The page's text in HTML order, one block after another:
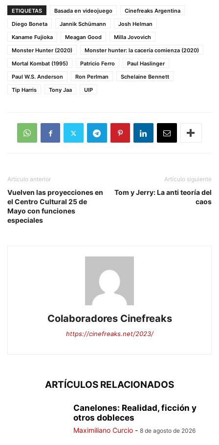
ETIQUETAS Basada en videojuego
Cinefreaks Argentina
Diego Boneta
Jannik Schümann
Josh Helman
Kaname Fujioka
Meagan Good
Milla Jovovich
Monster Hunter (2020)
Monster hunter: la cacería comienza (2020)
Mortal Kombat (1995)
Patricio Ferro
Paul Haslinger
Paul W.S. Anderson
Ron Perlman
Schelaine Bennett
Tip Harris
Tony Jaa UIP
Artículo anterior
Vuelven las proyecciones en
el Centro Cultural 25 de
Mayo con funciones
especiales
Artículo siguiente
Tom y Jerry: La anti teoría del
caos
Colaboradores Cinefreaks
https://cinefreaks.net/2023/
ARTÍCULOS RELACIONADOS
Canelones: Realidad, ficción y
otros dobleces
Maximiliano Curcio - 8 de agosto de 2026